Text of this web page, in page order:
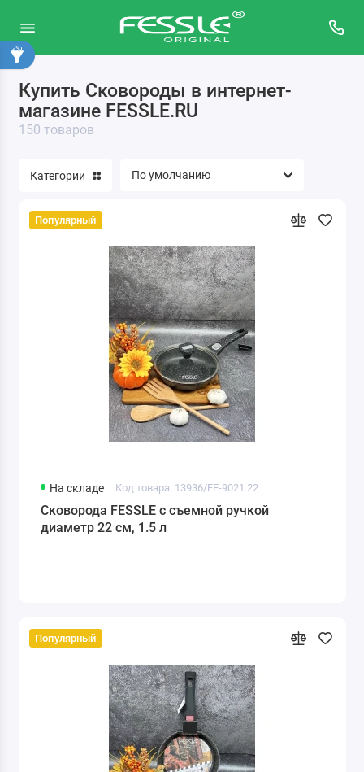
Купить Сковороды в интернет-
магазине FESSLE.RU
150 товаров
Для запекания и выпечки
Для напитков
Категории
Популярный
На складе Код товара: 13936/FE-9021.22
Сковорода FESSLE с съемной ручкой
диаметр 22 см, 1.5 л
Популярный